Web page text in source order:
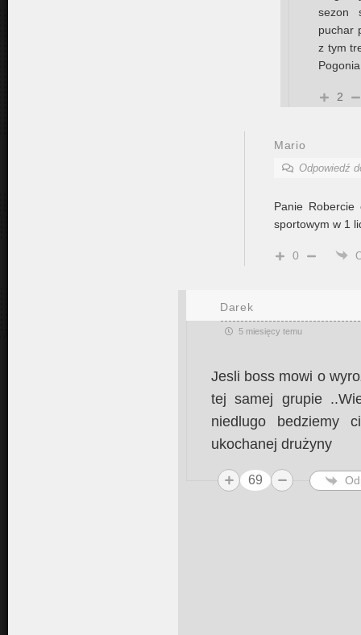
sezon
puchar
z tym
2
Mario
Odpowiedź
Panie
sportowym w 1
0
Darek
5 miesięcy temu
Jesli boss mowi o
tej samej grupie
niedlugo bedziemy
ukochanej drużyny
69